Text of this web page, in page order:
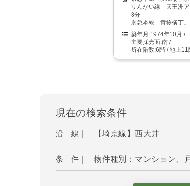
りんかい線「天王洲
8分
京急本線「青物横丁
1974年10月
南
6階 / 地上11
現在の検索条件
沿 線｜ 【埼京線】西大井
条 件｜ 物件種別：マンション、